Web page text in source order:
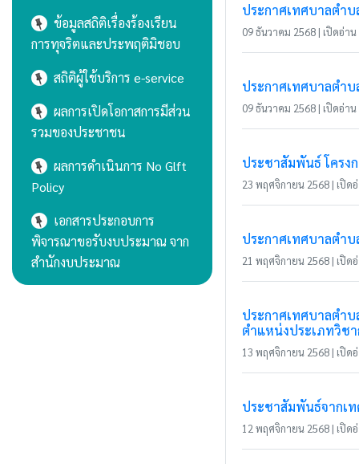
ข้อมูลสถิติเรื่องร้องเรียน
การทุจริตและประพฤติมิชอบ
สถิติผู้ใช้บริการ e-service
ผลการเปิดโอกาสการมีส่วน
รวมของประชาชน
ผลการดำเนินการ No Glft
Policy
เอกสารประกอบการ
พิจารณาขอรับงบประมาณ จาก
สำนักงบประมาณ
ประกาศเทศบาลตำ
09 ธันวาคม 2568 | เปิดอ่าน
ประกาศเทศบาลตำ
09 ธันวาคม 2568 | เปิดอ่าน
ประชาสัมพันธ์ โครง
23 พฤศจิกายน 2568 | เปิด
ประกาศเทศบาลตำบ
21 พฤศจิกายน 2568 | เปิด
ประกาศเทศบาลตำ
ตำแหน่งประเภทวิช
13 พฤศจิกายน 2568 | เปิด
ประชาสัมพันธ์จากเ
12 พฤศจิกายน 2568 | เปิด